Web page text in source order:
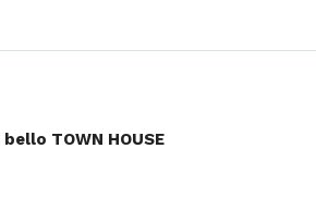
TOWN HOUSE